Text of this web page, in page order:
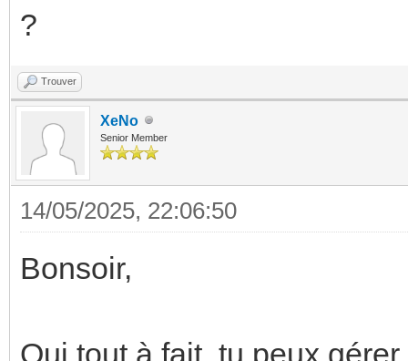
?
Trouver
XeNo
Senior Member
14/05/2025, 22:06:50
Bonsoir,
Oui tout à fait, tu peux